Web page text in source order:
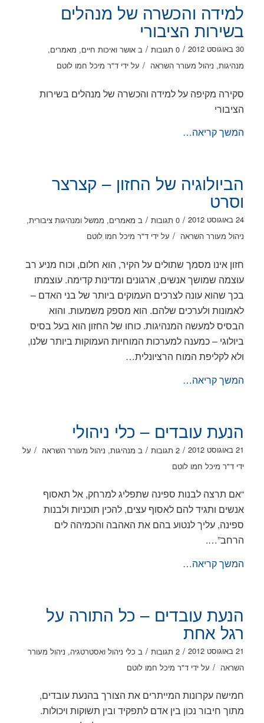
למידה והכשרה של מנהלים
בשירות הציבורי
30 באוגוסט 2012 / 0 תגובות / ב אושר ואיכות חיים, מאמרים,
מנהיגות, ניהול מעורר השראה / על ידי ד"ר מיכל חמו לוטם
סקירה מקיפה על למידה והכשרה של מנהלים בשירות
הציבורי
המשך קריאה…
הביולוגיה של החזון – קצרצר
וסרט
24 באוגוסט 2012 / 0 תגובות / ב מאמרים, ממשל ומנהיגות ציבורית,
ניהול מעורר השראה / על ידי ד"ר מיכל חמו לוטם
חזון אינו מסמך שתולים על הקיר, הוא חלום, וכוח מניע רב
עוצמה שמושך אנשים, ארגונים ומדינות קדימה. עוצמתו
בכך שהוא עונה לצרכים העמוקים ביותר של בני האדם –
לאמונות ולערכים שלהם. הוא מספק משמעות. והוא
הבסיס למעשה המנהיגות. כוחו של החזון הוא בעל בסיס
ביולוגי – כמענה למערכות המוחיות העמוקות ביותר שלנו,
ולא לקליפת המוח הרציונלית…
המשך קריאה…
הנעת עובדים – כלי ניהולי
21 באוגוסט 2012 / 2 תגובות / ב מנהיגות, ניהול מעורר השראה / על
ידי ד"ר מיכל חמו לוטם
“אם תרצה לבנות ספינה שתפליג למרחק, אל תאסוף
אנשים ותגיד להם לאסוף עצים, להכין תוכניות ולבנות
ספינה, עליך לנטוע בהם את האהבה והכמיהה לים
הרחב”….
המשך קריאה…
הנעת עובדים – כל התורה על
רגל אחת
21 באוגוסט 2012 / 2 תגובות / ב כלי ניהול ואסטרטגיה, ניהול מעורר
השראה / על ידי ד"ר מיכל חמו לוטם
חמישה עקרונות המייתרים את הצורך בהנעת עובדים,
מתוך חיבור נכון בין אדם לתפקיד ובין תשוקות ויכולות.